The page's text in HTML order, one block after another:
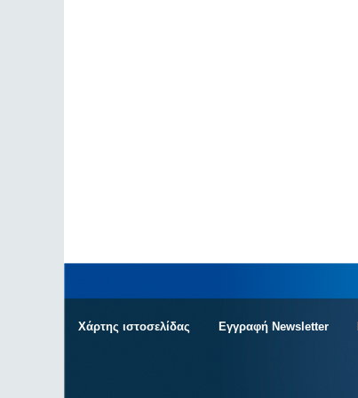
Χάρτης ιστοσελίδας Εγγραφή Newsletter